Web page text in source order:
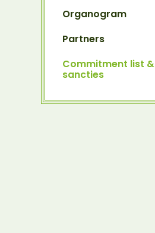
Organogram
Partners
Commitment list &
sancties